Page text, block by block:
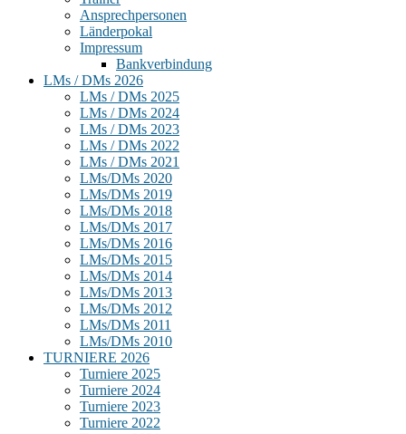
Ansprechpersonen
Länderpokal
Impressum
Bankverbindung
LMs / DMs 2026
LMs / DMs 2025
LMs / DMs 2024
LMs / DMs 2023
LMs / DMs 2022
LMs / DMs 2021
LMs/DMs 2020
LMs/DMs 2019
LMs/DMs 2018
LMs/DMs 2017
LMs/DMs 2016
LMs/DMs 2015
LMs/DMs 2014
LMs/DMs 2013
LMs/DMs 2012
LMs/DMs 2011
LMs/DMs 2010
TURNIERE 2026
Turniere 2025
Turniere 2024
Turniere 2023
Turniere 2022